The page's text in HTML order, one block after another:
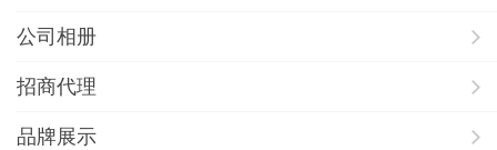
公司相册
招商代理
品牌展示